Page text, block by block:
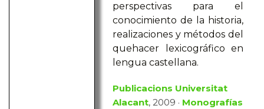
perspectivas para el
conocimiento de la historia,
realizaciones y métodos del
quehacer lexicográfico en
lengua castellana.
Publicacions Universitat
Alacant, 2009 · Monografías